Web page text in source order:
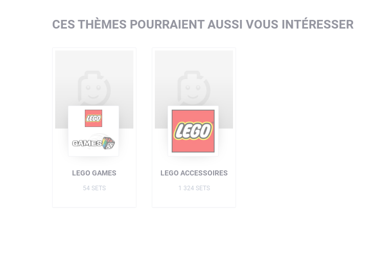
CES THÈMES POURRAIENT AUSSI VOUS INTÉRESSER
LEGO GAMES
54 SETS
LEGO ACCESSOIRES
1 324 SETS